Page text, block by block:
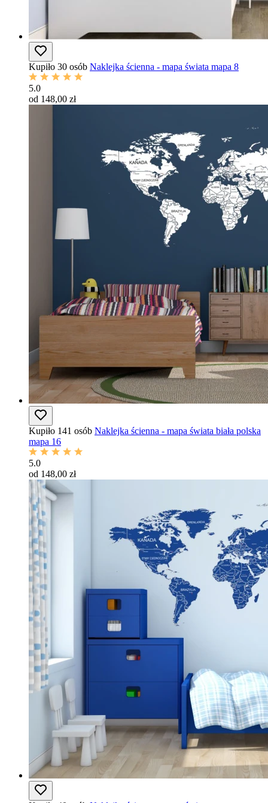
Kupiło 30 osób Naklejka ścienna - mapa świata mapa 8
5.0
od 148,00 zł
Kupiło 141 osób Naklejka ścienna - mapa świata biała polska
mapa 16
5.0
od 148,00 zł